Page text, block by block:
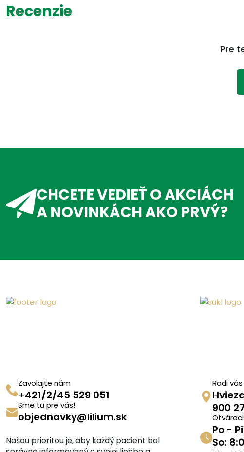
Recenzie
Pre
CHCETE VEDIEŤ O AKCIÁCH
A NOVINKÁCH AKO PRVÝ?
Zavolajte nám
+421/2/45 529 051
Sme tu pre vás!
objednavky@lilium.sk
Našou prioritou je, aby každý pacient bol
Radi
900
Po -
So: